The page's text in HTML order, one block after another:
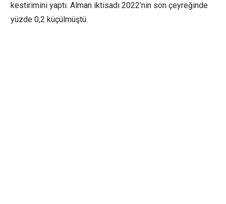
kestirimini yaptı. Alman iktisadı 2022’nin son çeyreğinde
yüzde 0,2 küçülmüştü.